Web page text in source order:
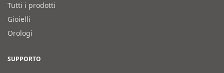
Tutti i prodotti
Gioielli
Orologi
SUPPORTO